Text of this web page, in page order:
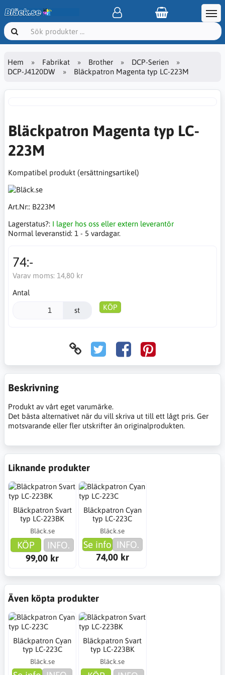
Hem Fabrikat Brother
DCP-Serien
DCP-J4120DW
Bläckpatron Magenta typ LC-223M
Bläckpatron Magenta typ LC-
223M
Kompatibel produkt (ersättningsartikel)
Art.Nr:: B223M
Lagerstatus?: I lager hos oss eller extern leverantör
Normal leveranstid: 1 - 5 vardagar.
74:-
Varav moms: 14,80 kr
Antal
st KÖP
Beskrivning
Produkt av vårt eget varumärke.
Det bästa alternativet när du vill skriva ut till ett lågt pris. Ger
motsvarande eller fler utskrifter än originalprodukten.
Liknande produkter
Bläckpatron Svart
typ LC-223BK
Bläck.se
KÖP
INFO.
99,00 kr
Bläckpatron Cyan
typ LC-223C
Bläck.se
Se info INFO.
74,00 kr
Även köpta produkter
Bläckpatron Cyan
typ LC-223C
Bläck.se
Bläckpatron Svart
typ LC-223BK
Bläck.se